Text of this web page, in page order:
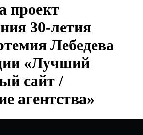
проект
30-летия
Лебедева
«Лучший
сайт /
агентства»